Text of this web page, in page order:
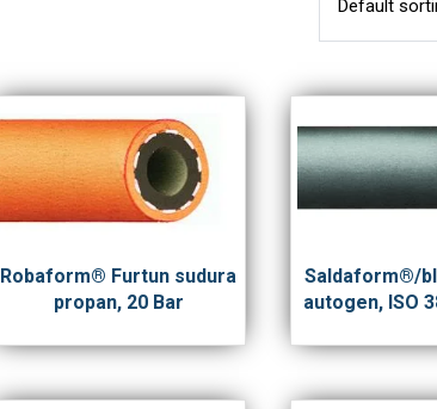
Robaform® Furtun sudura
propan, 20 Bar
Saldaform®/
autogen, ISO